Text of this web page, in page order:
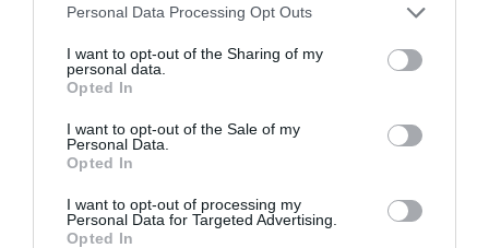
Personal Data Processing Opt Outs
I want to opt-out of the Sharing of my
personal data.
Opted In
I want to opt-out of the Sale of my
Personal Data.
Opted In
I want to opt-out of processing my
Personal Data for Targeted Advertising.
Opted In
Mejor campaña paid de marketing digital
FOREO
MiiN Cosmetics
Niche Beauty Lab
Mejor agencia de marketing digital especializada